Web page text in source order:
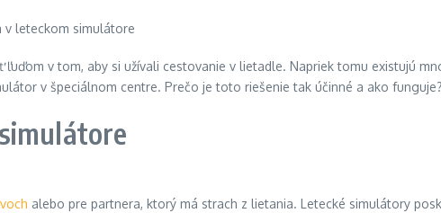
v tom, aby si užívali cestovanie v lietadle. Napriek tomu existujú
v špeciálnom centre. Prečo je toto riešenie tak účinné a ako funguje?
alebo pre partnera, ktorý má strach z lietania. Letecké simulátory